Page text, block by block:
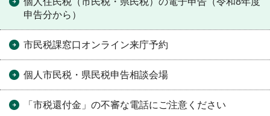
申告分から）
市民税課窓口オンライン来庁予約
個人市民税・県民税申告相談会場
「市税還付金」の不審な電話にご注意ください